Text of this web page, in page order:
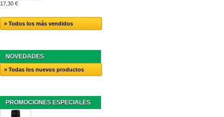
17,30 €
» Todos los más vendidos
NOVEDADES
» Todas los nuevos productos
PROMOCIONES ESPECIALES